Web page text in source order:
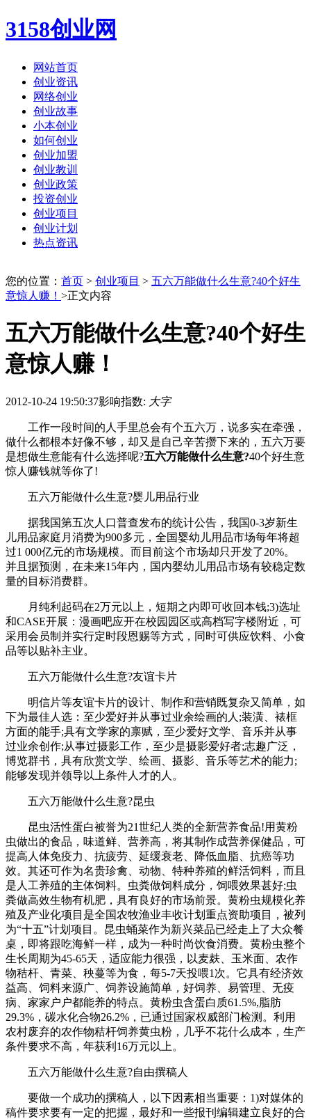
3158创业网
网站首页
创业资讯
网络创业
创业故事
小本创业
如何创业
创业加盟
创业教训
创业政策
投资创业
创业项目
创业计划
热点资讯
您的位置： 首页 > 创业项目 > 五六万能做什么生意?40个好生
意惊人赚！ >正文内容
五六万能做什么生意?40个好生
意惊人赚！
2012-10-24 19:50:37影响指数: 大字
工作一段时间的人手里总会有个五六万，说多实在牵强，
做什么都根本好像不够，却又是自己辛苦攒下来的，五六万要
是想做生意能有什么选择呢?五六万能做什么生意?40个好生意
惊人赚钱就等你了!
五六万能做什么生意?婴儿用品行业
据我国第五次人口普查发布的统计公告，我国0-3岁新生
儿用品家庭月消费为900多元，全国婴幼儿用品市场每年将超
过1 000亿元的市场规模。而目前这个市场却只开发了20%。
并且据预测，在未来15年内，国内婴幼儿用品市场有较稳定数
量的目标消费群。
月纯利起码在2万元以上，短期之内即可收回本钱;3)选址
和CASE开展：漫画吧应开在校园园区或高档写字楼附近，可
采用会员制并实行定时段恩赐等方式，同时可供应饮料、小食
品等以贴补主业。
五六万能做什么生意?友谊卡片
明信片等友谊卡片的设计、制作和营销既复杂又简单，如
下为最佳人选：至少爱好并从事过业余绘画的人;装潢、裱框
方面的能手;具有文学家的禀赋，至少爱好文学、音乐并从事
过业余创作;从事过摄影工作，至少是摄影爱好者;志趣广泛，
博览群书，具有欣赏文学、绘画、摄影、音乐等艺术的能力;
能够发现并领导以上条件人才的人。
五六万能做什么生意?昆虫
昆虫活性蛋白被誉为21世纪人类的全新营养食品!用黄粉
虫做出的食品，味道鲜、营养高，将其制作成营养保健品，可
提高人体免疫力、抗疲劳、延缓衰老、降低血脂、抗癌等功
效。其还可作为名贵珍禽、动物、特种养殖的鲜活饲料，而且
是人工养殖的主体饲料。虫粪做饲料成分，饲喂效果甚好;虫
粪做高效生物有机肥，具有良好的市场前景。黄粉虫规模化养
殖及产业化项目是全国农牧渔业丰收计划重点资助项目，被列
为“十五”计划项目。昆虫蛹菜作为新兴菜品已经走上了大众餐
桌，即将跟吃海鲜一样，成为一种时尚饮食消费。黄粉虫整个
生长周期为45-65天，适应能力很强，以麦麸、玉米面、农作
物秸杆、青菜、秧蔓等为食，每5-7天投喂1次。它具有经济效
益高、饲料来源广、饲养设施简单，好饲养、易管理、无疫
病、家家户户都能养的特点。黄粉虫含蛋白质61.5%,脂肪
29.3%，碳水化合物26.2%，已通过国家权威部门检测。利用
农村废弃的农作物秸杆饲养黄虫粉，几乎不花什么成本，生产
条件要求不高，年获利16万元以上。
五六万能做什么生意?自由撰稿人
要做一个成功的撰稿人，以下因素相当重要：1)对媒体的
稿件要求要有一定的把握，最好和一些报刊编辑建立良好的合